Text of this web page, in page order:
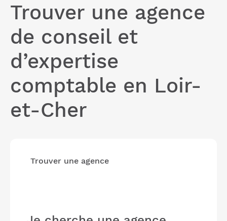
Trouver une agence
de conseil et
d’expertise
comptable en Loir-
et-Cher
Trouver une agence